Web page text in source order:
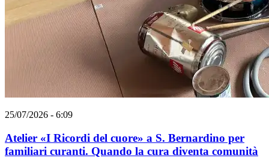
25/07/2026 - 6:09
Atelier «I Ricordi del cuore» a S. Bernardino per
familiari curanti. Quando la cura diventa comunità